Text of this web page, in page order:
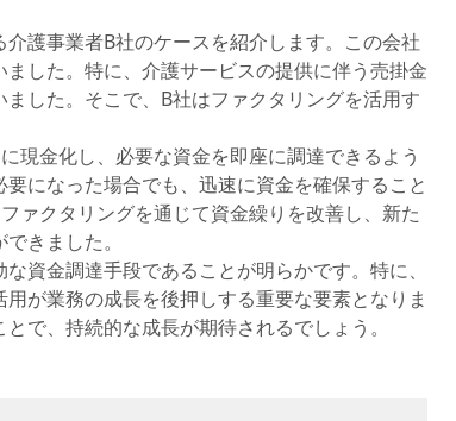
護事業者B社のケースを紹介します。この会社
した。特に、介護サービスの提供に伴う売掛金
した。そこで、B社はファクタリングを活用す
現金化し、必要な資金を即座に調達できるよう
になった場合でも、迅速に資金を確保すること
ァクタリングを通じて資金繰りを改善し、新た
きました。
資金調達手段であることが明らかです。特に、
が業務の成長を後押しする重要な要素となりま
で、持続的な成長が期待されるでしょう。